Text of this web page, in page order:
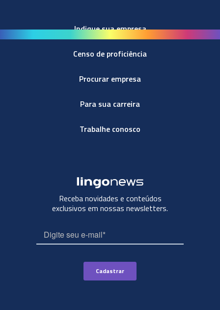
Indique sua empresa
Censo de proficiência
Procurar empresa
Para sua carreira
Trabalhe conosco
Receba novidades e conteúdos
exclusivos em nossas newsletters.